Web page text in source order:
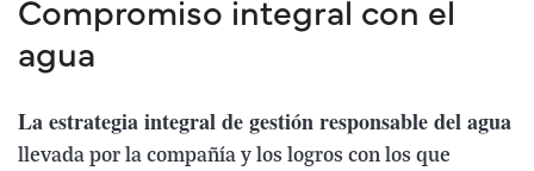
Compromiso integral con el
agua
La estrategia integral de gestión responsable del agua
llevada por la compañía y los logros con los que